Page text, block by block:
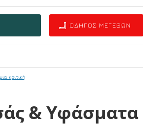
κριτική
ΟΔΗΓΌΣ ΜΕΓΕΘΏΝ
& Υφάσματα